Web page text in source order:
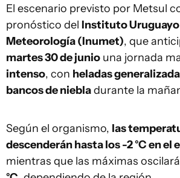
El escenario previsto por Metsul
pronóstico del Instituto
Meteorología (Inumet), que
martes 30 de junio una jornada
intenso, con heladas
bancos de niebladurante la
Según el organismo, las
descenderán hasta los -2 °C en el
mientras que las máximas